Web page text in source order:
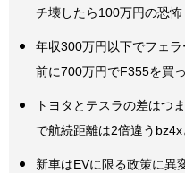
チ壊したら100万円の恐怖
年収300万円以下でフェ
前に700万円でF355を買
トヨタとテスラの差は
で航続距離は2倍違う
新車はEVに限る政策に異